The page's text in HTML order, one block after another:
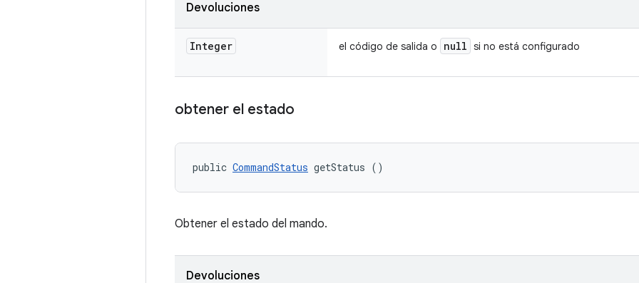
Devoluciones
Integer el código de salida o null si no está configurado
obtener el estado
public CommandStatus getStatus ()
Obtener el estado del mando.
Devoluciones